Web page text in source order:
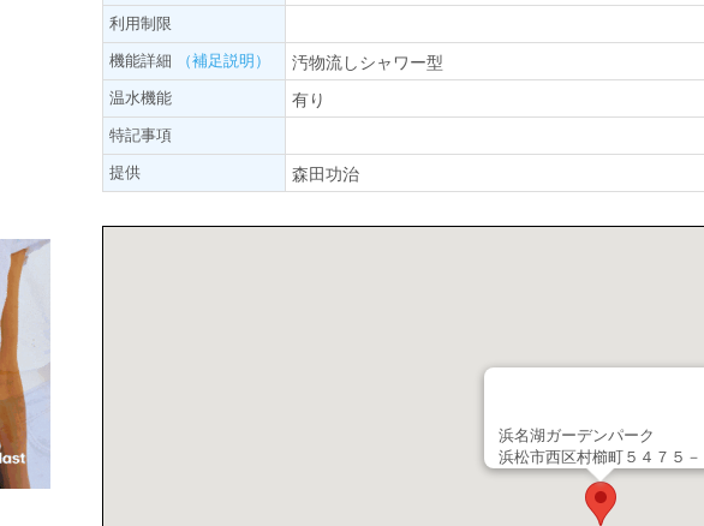
利用制限
機能詳細
（補足説明） 汚物流しシャワー型
温水機能 有り
特記事項
提供
森田功治
浜名湖ガーデンパーク
浜松市西区村櫛町５４７５